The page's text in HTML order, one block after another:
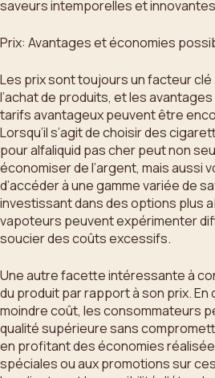
saveurs intemporelles et
Prix: Avantages et économies
Les prix sont toujours un facteur
l’achat de produits, et les
tarifs avantageux peuvent être
Lorsqu’il s’agit de choisir des
pour alfaliquid pas cher peut non
économiser de l’argent, mais aussi
d’accéder à une gamme variée de
investissant dans des options plus
vapoteurs peuvent expérimenter
soucier des coûts excessifs.
Une autre facette intéressante à
du produit par rapport à son prix. En
moindre coût, les consommateurs
qualité supérieure sans
en profitant des économies
spéciales ou aux promotions sur